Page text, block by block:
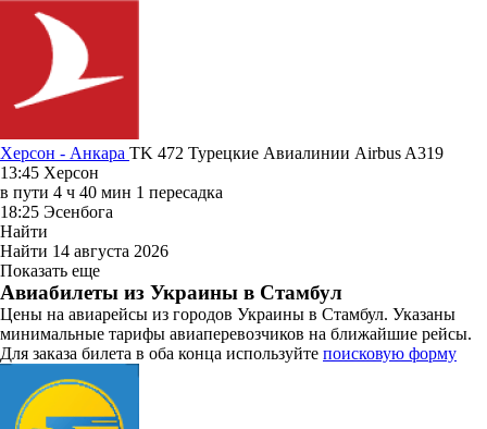
Херсон - Анкара TK 472 Турецкие Авиалинии Airbus A319
13:45 Херсон
в пути 4 ч 40 мин 1 пересадка
18:25 Эсенбога
Найти
Найти 14 августа 2026
Показать еще
Авиабилеты из Украины в Стамбул
Цены на авиарейсы из городов Украины в Стамбул. Указаны
минимальные тарифы авиаперевозчиков на ближайшие рейсы.
Для заказа билета в оба конца используйте поисковую форму